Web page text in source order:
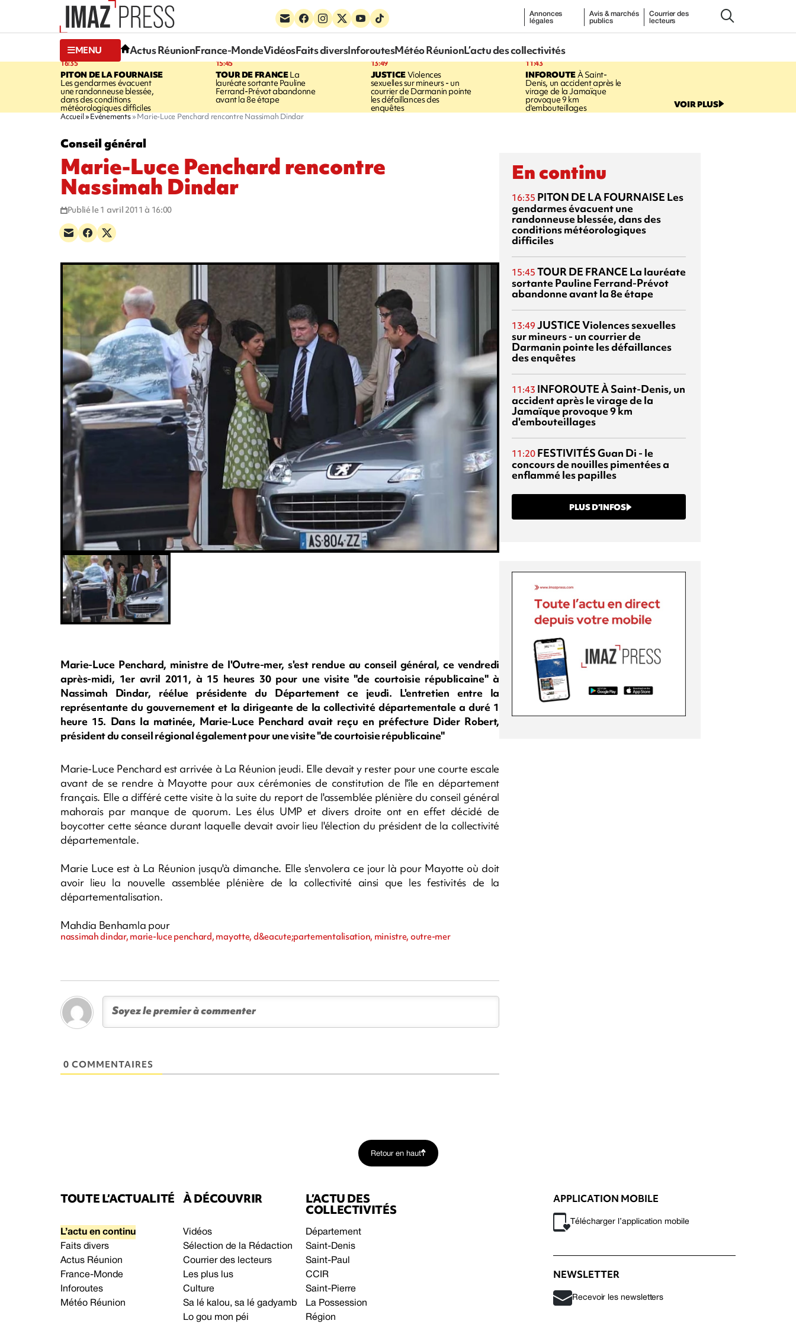
Annonces
légales
Avis & marchés
publics
Courrier des
lecteurs
MENU Actus RéunionFrance-MondeVidéosFaits diversInforoutesMétéo RéunionL’actu des collectivités
16:35
PITON DE LA FOURNAISE
Les gendarmes évacuent
une randonneuse blessée,
dans des conditions
météorologiques difficiles
15:45
TOUR DE FRANCELa
lauréate sortante Pauline
Ferrand-Prévot abandonne
avant la 8e étape
13:49
JUSTICEViolences
sexuelles sur mineurs - un
courrier de Darmanin pointe
les défaillances des
enquêtes
11:43
INFOROUTEÀ Saint-
Denis, un accident après le
virage de la Jamaïque
provoque 9 km
d'embouteillages VOIR PLUS
Accueil Evénements Marie-Luce Penchard rencontre Nassimah Dindar
Conseil général
Marie-Luce Penchard rencontre
Nassimah Dindar
Publié le 1 avril 2011 à 16:00
Marie-Luce Penchard, ministre de l'Outre-mer, s'est rendue au conseil général, ce vendredi
après-midi, 1er avril 2011, à 15 heures 30 pour une visite "de courtoisie républicaine" à
Nassimah Dindar, réélue présidente du Département ce jeudi. L'entretien entre la
représentante du gouvernement et la dirigeante de la collectivité départementale a duré 1
heure 15. Dans la matinée, Marie-Luce Penchard avait reçu en préfecture Dider Robert,
président du conseil régional également pour une visite "de courtoisie républicaine"
Marie-Luce Penchard est arrivée à La Réunion jeudi. Elle devait y rester pour une courte escale
avant de se rendre à Mayotte pour aux cérémonies de constitution de l'île en département
français. Elle a différé cette visite à la suite du report de l'assemblée plénière du conseil général
mahorais par manque de quorum. Les élus UMP et divers droite ont en effet décidé de
boycotter cette séance durant laquelle devait avoir lieu l'élection du président de la collectivité
départementale.
Marie Luce est à La Réunion jusqu'à dimanche. Elle s'envolera ce jour là pour Mayotte où doit
avoir lieu la nouvelle assemblée plénière de la collectivité ainsi que les festivités de la
départementalisation.
Mahdia Benhamla pour
nassimah dindar, marie-luce penchard, mayotte, d&eacute;partementalisation, ministre, outre-mer
0 COMMENTAIRES
En continu
16:35 PITON DE LA FOURNAISE Les
gendarmes évacuent une
randonneuse blessée, dans des
conditions météorologiques
difficiles
15:45 TOUR DE FRANCE La lauréate
sortante Pauline Ferrand-Prévot
abandonne avant la 8e étape
13:49 JUSTICEViolences sexuelles
sur mineurs - un courrier de
Darmanin pointe les défaillances
des enquêtes
11:43 INFOROUTEÀ Saint-Denis, un
accident après le virage de la
Jamaïque provoque 9 km
d'embouteillages
11:20 FESTIVITÉSGuan Di - le
concours de nouilles pimentées a
enflammé les papilles
PLUS D’INFOS
Retour en haut
TOUTE L’ACTUALITÉ
L’actu en continu
Faits divers
Actus Réunion
France-Monde
Inforoutes
Météo Réunion
À DÉCOUVRIR
Vidéos
Sélection de la Rédaction
Courrier des lecteurs
Les plus lus
Culture
Sa lé kalou, sa lé gadyamb
Lo gou mon péi
L’ACTU DES
COLLECTIVITÉS
Département
Saint-Denis
Saint-Paul
CCIR
Saint-Pierre
La Possession
Région
APPLICATION MOBILE
Télécharger l’application mobile
NEWSLETTER
Recevoir les newsletters